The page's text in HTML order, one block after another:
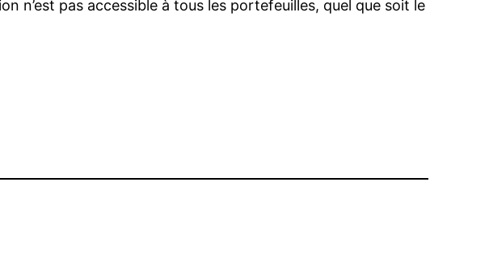
n’est pas accessible à tous les portefeuilles, quel que soit le